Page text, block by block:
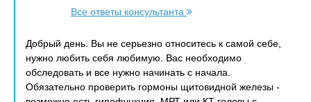
Все ответы консультанта
Добрый день. Вы не серьезно относитесь к самой себе,
нужно любить себя любимую. Вас необходимо
обследовать и все нужно начинать с начала.
Обязательно проверить гормоны щитовидной железы -